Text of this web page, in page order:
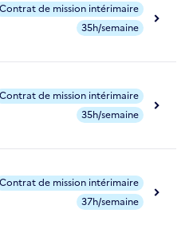
Contrat de mission intérimaire
35h/semaine
Contrat de mission intérimaire
35h/semaine
Contrat de mission intérimaire
37h/semaine